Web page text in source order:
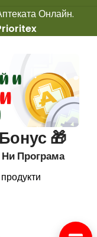
Онлайн.
🎁
Ни Програма